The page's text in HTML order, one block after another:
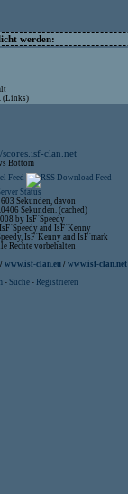
werden:
(Links)
scores.isf-clan.net
Status
Sekunden, davon
Sekunden. (cached)
by IsF`Speedy
and IsF`Kenny
IsF`Kenny and IsF`mark
Rechte vorbehalten
/ www.isf-clan.eu/ www.isf-clan.net
- Suche- Registrieren